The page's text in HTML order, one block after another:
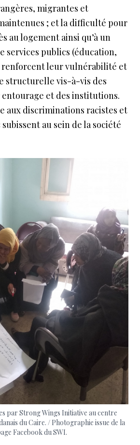
migrantes et
; et la difficulté pour
au logement ainsi qu’à un
services publics (éducation,
renforcent leur vulnérabilité et
structurelle vis-à-vis des
et des institutions.
aux discriminations racistes et
subissent au sein de la société
par Strong Wings Initiative au centre
du Caire. / Photographie issue de la
Facebook du SWI.